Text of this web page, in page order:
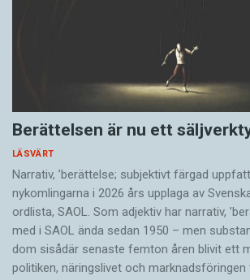
Berättelsen är nu ett
LÄSVÄRT
Narrativ, ’berättelse; subjektivt färgad
nykomlingarna i 2026 års upplaga av
ordlista, SAOL. Som adjektiv har narrativ,
med i SAOL ända sedan 1950 – men
dom sisådär senaste femton åren blivit ett
politiken, näringslivet och